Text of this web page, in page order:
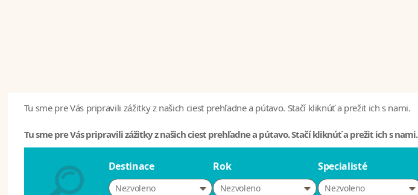
Tu sme pre Vás pripravili zážitky z našich ciest prehľadne a pútavo. Stačí kliknúť a prežit ich s nami.
Tu sme pre Vás pripravili zážitky z našich ciest prehľadne a pútavo. Stačí kliknúť a prežit ich s nami.
Destinace
Nezvoleno
Rok
Nezvoleno
Specialisté
Nezvoleno